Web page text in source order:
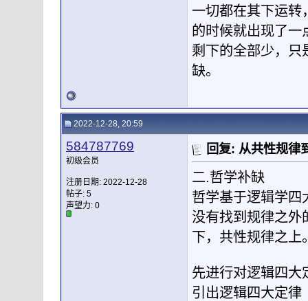
一切都在其下运转
的时候就出现了一
剩下的全部少，只
缺。
2022-12-28, 20:59
584787769
初级会员
注册日期: 2022-12-28
帖子: 5
声望力: 0
回复: 从共性规律
二.哲学补缺
哲学基于逻辑学四
没有找到规律之外
下，共性规律之上
先进行对逻辑四大
引出逻辑四大定律